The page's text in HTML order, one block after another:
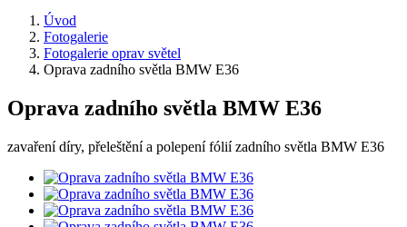
Úvod
Fotogalerie
Fotogalerie oprav světel
Oprava zadního světla BMW E36
Oprava zadního světla BMW E36
zavaření díry, přeleštění a polepení fólií zadního světla BMW E36